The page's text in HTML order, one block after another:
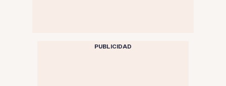
PUBLICIDAD